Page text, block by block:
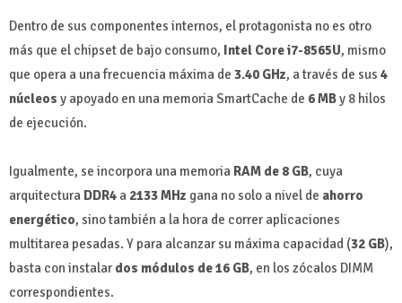
Dentro de sus componentes internos, el protagonista no es otro
más que el chipset de bajo consumo, Intel Core i7-8565U, mismo
que opera a una frecuencia máxima de 3.40 GHz, a través de sus 4
núcleos y apoyado en una memoria SmartCache de 6 MBy 8 hilos
de ejecución.
Igualmente, se incorpora una memoria RAM de 8 GB, cuya
arquitectura DDR4 a 2133 MHz gana no solo a nivel de ahorro
energético, sino también a la hora de correr aplicaciones
multitarea pesadas. Y para alcanzar su máxima capacidad (32 GB),
basta con instalar dos módulos de 16 GB, en los zócalos DIMM
correspondientes.